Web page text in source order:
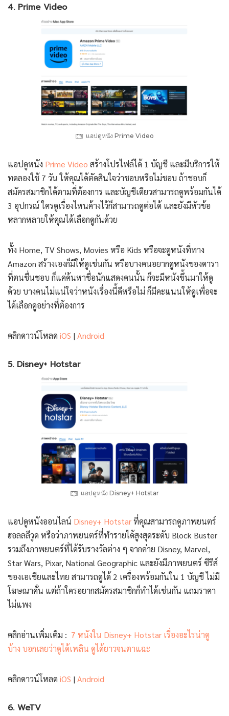
4. Prime Video
แอปดูหนัง Prime Video
แอปดูหนัง Prime Video สร้างโปรไฟล์ได้ 1 บัญชี และมีบริการให้
ทดลองใช้ 7 วัน ให้คุณได้ตัดสินใจว่าชอบหรือไม่ชอบ ถ้าชอบก็
สมัครสมาชิกได้ตามที่ต้องการ และบัญชีเดียวสามารถดูพร้อมกันได้
3 อุปกรณ์ ใครดูเรื่องไหนค้างไว้ก็สามารถดูต่อได้ และยังมีหัวข้อ
หลากหลายให้คุณได้เลือกดูกันด้วย
ทั้ง Home, TV Shows, Movies หรือ Kids หรือจะดูหนังที่ทาง
Amazon สร้างเองก็มีให้ดูเช่นกัน หรือบางคนอยากดูหนังของดารา
ที่ตนชื่นชอบ ก็แค่ค้นหาชื่อนักแสดงคนนั้น ก็จะมีหนังขึ้นมาให้ดู
ด้วย บางคนไม่แน่ใจว่าหนังเรื่องนี้ดีหรือไม่ ก็มีคะแนนให้ดูเพื่อจะ
ได้เลือกดูอย่างที่ต้องการ
คลิกดาวน์โหลด iOS | Android
5. Disney+ Hotstar
แอปดูหนัง Disney+ Hotstar
แอปดูหนังออนไลน์ Disney+ Hotstarที่คุณสามารถดูภาพยนตร์
ฮอลลลีวูด หรือว่าภาพยนตร์ที่ทำรายได้สูงสุดระดับ Block Buster
รวมถึงภาพยนตร์ที่ได้รับรางวัลต่าง ๆ จากค่าย Disney, Marvel,
Star Wars, Pixar, National Geographic และยังมีภาพยนตร์ ซีรีส์
ของเอเชียและไทย สามารถดูได้ 2 เครื่องพร้อมกันใน 1 บัญชี ไม่มี
โฆษณาคั่น แต่ถ้าใครอยากสมัครสมาชิกก็ทำได้เช่นกัน แถมราคา
ไม่แพง
คลิกอ่านเพิ่มเติม : 7 หนังใน Disney+ Hotstar เรื่องอะไรน่าดู
บ้าง บอกเลยว่าดูได้เพลิน ดูได้ยาวจนตาแฉะ
คลิกดาวน์โหลด iOS | Android
6. WeTV